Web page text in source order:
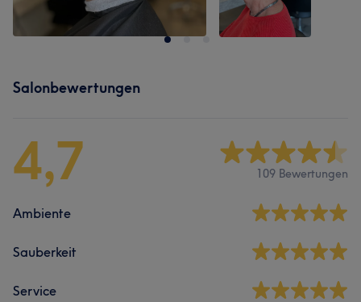
Salonbewertungen
4,7 109 Bewertungen
Ambiente
Sauberkeit
Service